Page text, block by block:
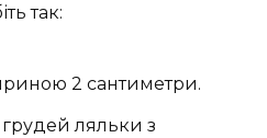
так:
2 сантиметри.
ляльки з